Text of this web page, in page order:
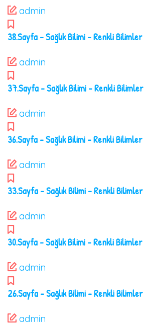
admin
38.Sayfa – Sağlık Bilimi – Renkli Bilimler
admin
37.Sayfa – Sağlık Bilimi – Renkli Bilimler
admin
36.Sayfa – Sağlık Bilimi – Renkli Bilimler
admin
33.Sayfa – Sağlık Bilimi – Renkli Bilimler
admin
30.Sayfa – Sağlık Bilimi – Renkli Bilimler
admin
26.Sayfa – Sağlık Bilimi – Renkli Bilimler
admin